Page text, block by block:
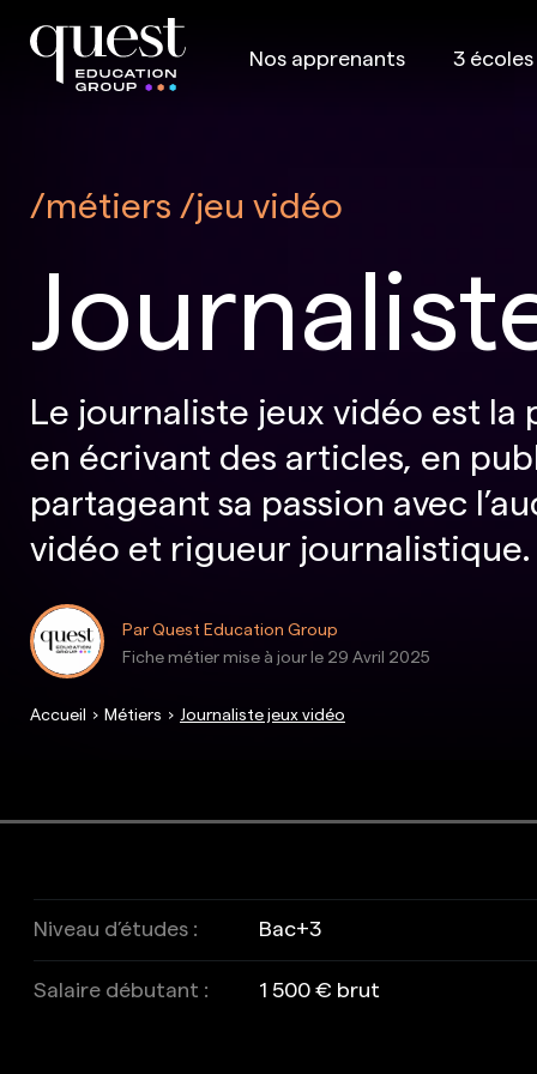
Nos apprenants 3 écoles
métiers jeu vidéo
Le journaliste jeux vidéo est
en écrivant des articles, en
partageant sa passion avec
vidéo et rigueur journalistique.
Par Quest Education Group
Fiche métier mise à jour le 29 Avril 2025
Accueil Métiers Journaliste jeux vidéo
Niveau d’études : Bac+3
Salaire débutant : 1 500 € brut